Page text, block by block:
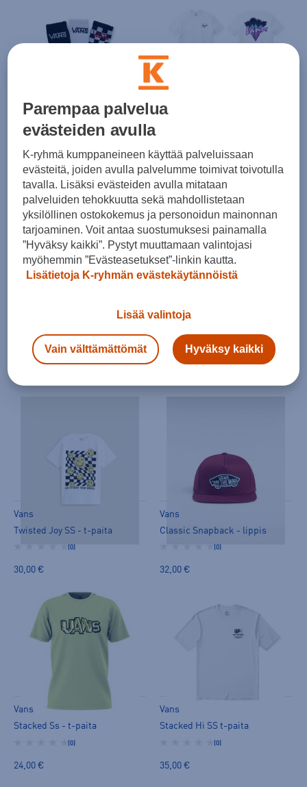
(0)
18,00 €
Vans
Classic Patch Curved Bill Truc - lippis
(0)
Vans
Skull Ss - t-paita
(0)
Vans
Twisted Joy SS - t-paita
(0)
30,00 €
Vans
Classic Snapback - lippis
(0)
32,00 €
Vans
Stacked Ss - t-paita
(0)
24,00 €
Vans
Stacked Hi SS t-paita
(0)
35,00 €
Parempaa palvelua
evästeiden avulla
K-ryhmä kumppaneineen käyttää palveluissaan
evästeitä, joiden avulla palvelumme toimivat toivotulla
tavalla. Lisäksi evästeiden avulla mitataan
palveluiden tehokkuutta sekä mahdollistetaan
yksilöllinen ostokokemus ja personoidun mainonnan
tarjoaminen. Voit antaa suostumuksesi painamalla
”Hyväksy kaikki”. Pystyt muuttamaan valintojasi
myöhemmin ”Evästeasetukset”-linkin kautta.
Lisätietoja K-ryhmän evästekäytännöistä
Lisää valintoja
Vain välttämättömät Hyväksy kaikki